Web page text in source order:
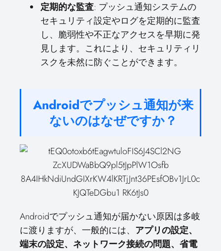
定期的な監査: プッシュ通知システムの
セキュリティ設定やログを定期的に監査
し、脆弱性や不正なアクセスを早期に発
見します。これにより、セキュリティリ
スクを未然に防ぐことができます。
Androidでプッシュ通知が来
ないのはなぜですか？
Androidでプッシュ通知が届かない原因は多岐
に渡りますが、一般的には、 アプリの設定、
端末の設定、ネットワーク接続の問題、省電